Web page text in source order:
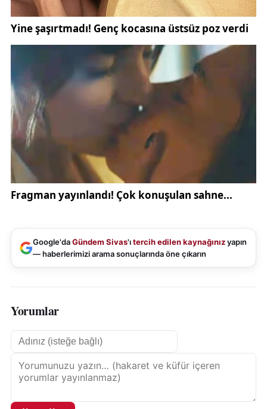
Google'daGündem Sivas'ıtercih edilen kaynağınızyapın
— haberlerimizi arama sonuçlarında öne çıkarın
Yorumlar